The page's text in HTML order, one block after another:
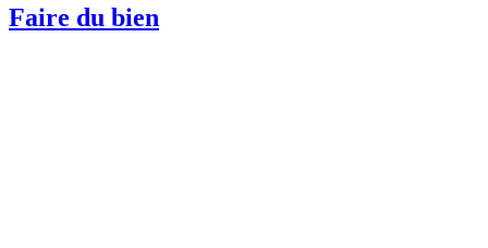
Faire du bien